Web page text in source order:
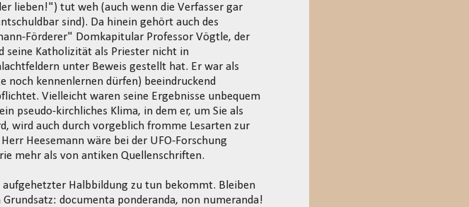
lieben!") tut weh (auch wenn die Verfasser gar
sind). Da hinein gehört auch des
Förderer" Domkapitular Professor Vögtle, der
seine Katholizität als Priester nicht in
unter Beweis gestellt hat. Er war als
noch kennenlernen dürfen) beeindruckend
Vielleicht waren seine Ergebnisse unbequem
pseudo-kirchliches Klima, in dem er, um Sie als
wird auch durch vorgeblich fromme Lesarten zur
Heesemann wäre bei der UFO-Forschung
mehr als von antiken Quellenschriften.
Halbbildung zu tun bekommt. Bleiben
documenta ponderanda, non numeranda!